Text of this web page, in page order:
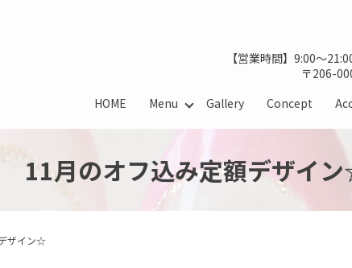
【営業時間】9:00～
〒206-
HOME
Menu Gallery Concept
11月のオフ込み定額デザイ
ザイン☆